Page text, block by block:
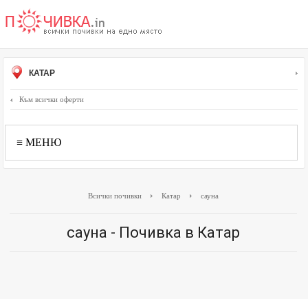
КАТАР
Към всички оферти
≡ МЕНЮ
Всички почивки Катар сауна
сауна - Почивка в Катар